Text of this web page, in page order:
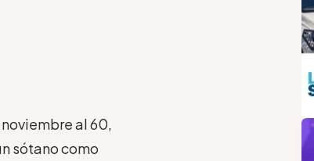
al 60,
sótano como